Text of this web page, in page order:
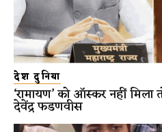
देश दुनिया
‘रामायण’ को ऑस्कर नहीं मिला
देवेंद्र फडणवीस